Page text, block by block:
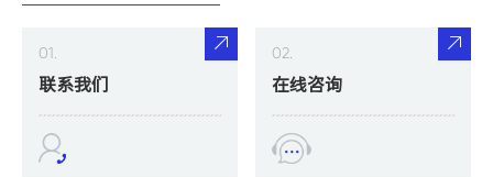
01.
联系我们
02.
在线咨询